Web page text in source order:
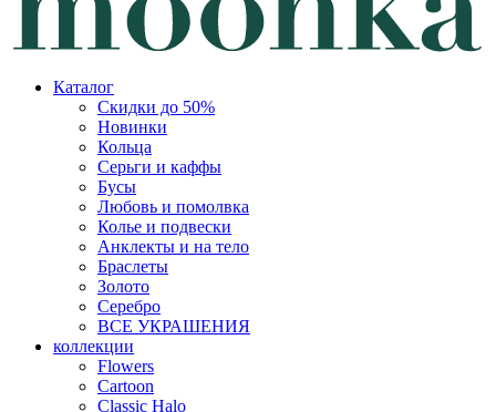
Каталог
Скидки до 50%
Новинки
Кольца
Серьги и каффы
Бусы
Любовь и помолвка
Колье и подвески
Анклекты и на тело
Браслеты
Золото
Серебро
ВСЕ УКРАШЕНИЯ
коллекции
Flowers
Cartoon
Classic Halo